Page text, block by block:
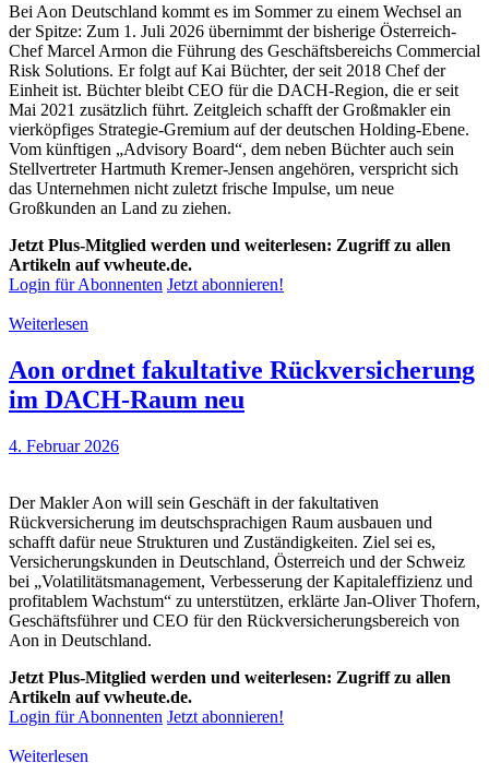
Bei Aon Deutschland kommt es im Sommer zu einem Wechsel an
der Spitze: Zum 1. Juli 2026 übernimmt der bisherige Österreich-
Chef Marcel Armon die Führung des Geschäftsbereichs Commercial
Risk Solutions. Er folgt auf Kai Büchter, der seit 2018 Chef der
Einheit ist. Büchter bleibt CEO für die DACH-Region, die er seit
Mai 2021 zusätzlich führt. Zeitgleich schafft der Großmakler ein
vierköpfiges Strategie-Gremium auf der deutschen Holding-Ebene.
Vom künftigen „Advisory Board“, dem neben Büchter auch sein
Stellvertreter Hartmuth Kremer-Jensen angehören, verspricht sich
das Unternehmen nicht zuletzt frische Impulse, um neue
Großkunden an Land zu ziehen.
Jetzt Plus-Mitglied werden und weiterlesen: Zugriff zu allen
Artikeln auf vwheute.de.
Login für Abonnenten Jetzt abonnieren!
Weiterlesen
Aon ordnet fakultative Rückversicherung
im DACH-Raum neu
4. Februar 2026
Der Makler Aon will sein Geschäft in der fakultativen
Rückversicherung im deutschsprachigen Raum ausbauen und
schafft dafür neue Strukturen und Zuständigkeiten. Ziel sei es,
Versicherungskunden in Deutschland, Österreich und der Schweiz
bei „Volatilitätsmanagement, Verbesserung der Kapitaleffizienz und
profitablem Wachstum“ zu unterstützen, erklärte Jan-Oliver Thofern,
Geschäftsführer und CEO für den Rückversicherungsbereich von
Aon in Deutschland.
Jetzt Plus-Mitglied werden und weiterlesen: Zugriff zu allen
Artikeln auf vwheute.de.
Login für Abonnenten Jetzt abonnieren!
Weiterlesen